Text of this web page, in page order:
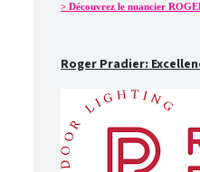
> Découvrez le nuancier
Roger Pradier: